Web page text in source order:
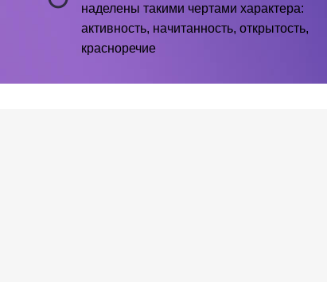
наделены такими чертами характера:
активность, начитанность, открытость,
красноречие